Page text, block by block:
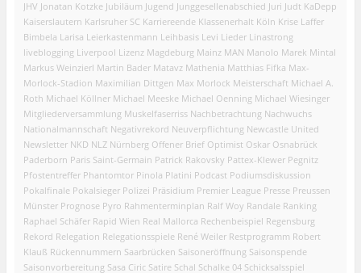
JHV Jonatan Kotzke Jubiläum Jugend Junggesellenabschied Juri Judt KaDepp
Kaiserslautern Karlsruher SC Karriereende Klassenerhalt Köln Krise Laffer
Bimbela Larisa Leierkastenmann Leihbasis Levi Lieder Linastrong
liveblogging Liverpool Lizenz Magdeburg Mainz MAN Manolo Marek Mintal
Markus Weinzierl Martin Bader Matavz Mathenia Matthias Fifka Max-
Morlock-Stadion Maximilian Dittgen Max Morlock Meisterschaft Michael A.
Roth Michael Köllner Michael Meeske Michael Oenning Michael Wiesinger
Mitgliederversammlung Muskelfaserriss Nachbetrachtung Nachwuchs
Nationalmannschaft Negativrekord Neuverpflichtung Newcastle United
Newsletter NKD NLZ Nürnberg Offener Brief Optimist Oskar Osnabrück
Paderborn Paris Saint-Germain Patrick Rakovsky Pattex-Klewer Pegnitz
Pfostentreffer Phantomtor Pinola Platini Podcast Podiumsdiskussion
Pokalfinale Pokalsieger Polizei Präsidium Premier League Presse Preussen
Münster Prognose Pyro Rahmenterminplan Ralf Woy Randale Ranking
Raphael Schäfer Rapid Wien Real Mallorca Rechenbeispiel Regensburg
Rekord Relegation Relegationsspiele René Weiler Restprogramm Robert
Klauß Rückennummern Saarbrücken Saisoneröffnung Saisonspende
Saisonvorbereitung Sasa Ciric Satire Schal Schalke 04 Schicksalsspiel